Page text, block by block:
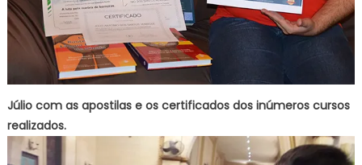
Júlio com as apostilas e os certificados dos inúmeros cursos
realizados.